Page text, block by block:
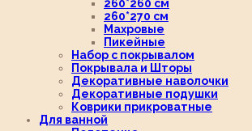
260*260 см
260*270 см
Махровые
Пикейные
Набор с покрывалом
Покрывала и Шторы
Декоративные наволочки
Декоративные подушки
Коврики прикроватные
Для ванной